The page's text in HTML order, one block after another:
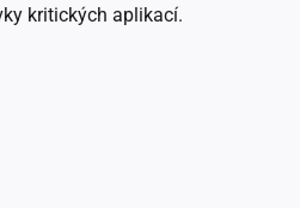
kritických aplikací.